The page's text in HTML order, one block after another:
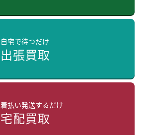
自宅で待つだけ
出張買取
着払い発送するだけ
宅配買取